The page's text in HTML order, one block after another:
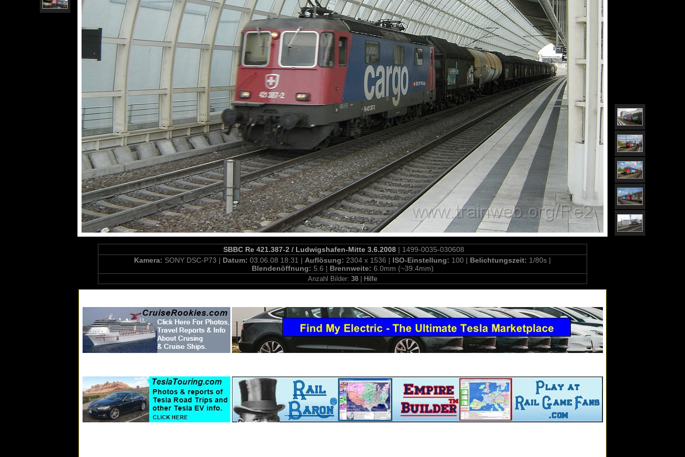
SBBC Re 421.387-2 / Ludwigshafen-Mitte 3.6.2008| 1499-0035-030608
Kamera: SONY DSC-P73 | Datum: 03.06.08 18:31 | Auflösung: 2304 x 1536 | ISO-Einstellung: 100 | Belichtungszeit: 1/80s |
Blendenöffnung: 5.6 | Brennweite: 6.0mm (~39.4mm)
Anzahl Bilder: 38 Hilfe